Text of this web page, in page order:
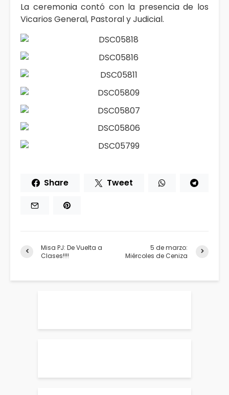
La ceremonia contó con la presencia de los
Vicarios General, Pastoral y Judicial.
Share Tweet
Misa PJ: De Vuelta a
Clases!!!!
5 de marzo:
Miércoles de Ceniza